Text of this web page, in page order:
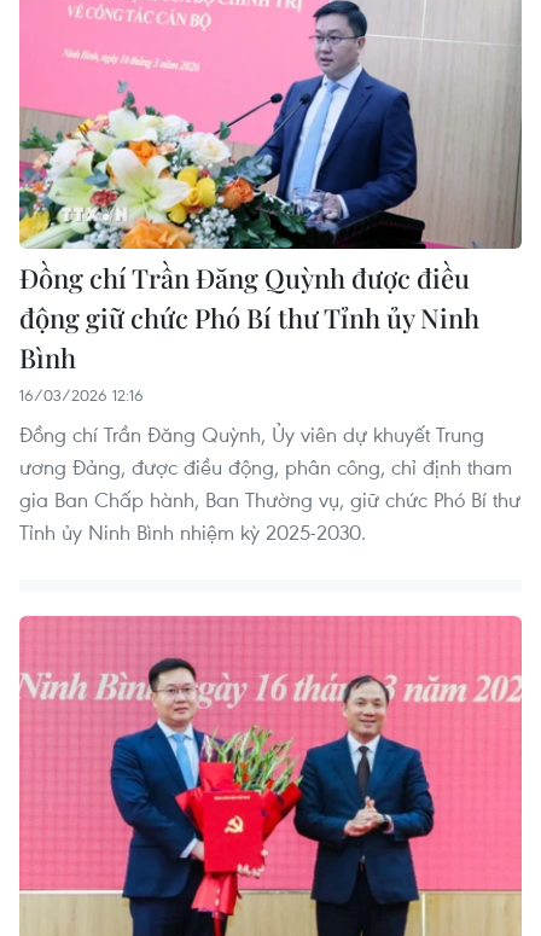
Đồng chí Trần Đăng Quỳnh được điều
động giữ chức Phó Bí thư Tỉnh ủy Ninh
Bình
16/03/2026 12:16
Đồng chí Trần Đăng Quỳnh, Ủy viên dự khuyết Trung
ương Đảng, được điều động, phân công, chỉ định tham
gia Ban Chấp hành, Ban Thường vụ, giữ chức Phó Bí thư
Tỉnh ủy Ninh Bình nhiệm kỳ 2025-2030.